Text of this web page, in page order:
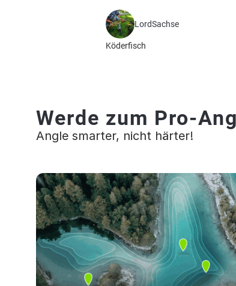
LordSachse
Köderfisch
Werde zum Pro-
Angle smarter, nicht härter!